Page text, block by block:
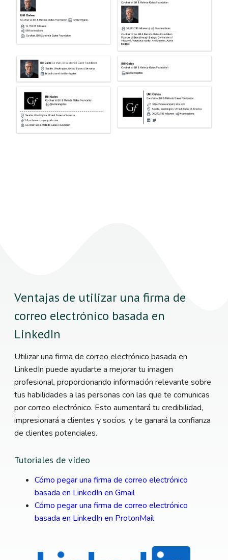
Ventajas de utilizar una firma de
correo electrónico basada en
LinkedIn
Utilizar una firma de correo electrónico basada en
LinkedIn puede ayudarte a mejorar tu imagen
profesional, proporcionando información relevante sobre
tus habilidades a las personas con las que te comunicas
por correo electrónico. Esto aumentará tu credibilidad,
impresionará a clientes y socios, y te ganará la confianza
de clientes potenciales.
Tutoriales de vídeo
Cómo pegar una firma de correo electrónico
basada en LinkedIn en Gmail
Cómo pegar una firma de correo electrónico
basada en LinkedIn en ProtonMail